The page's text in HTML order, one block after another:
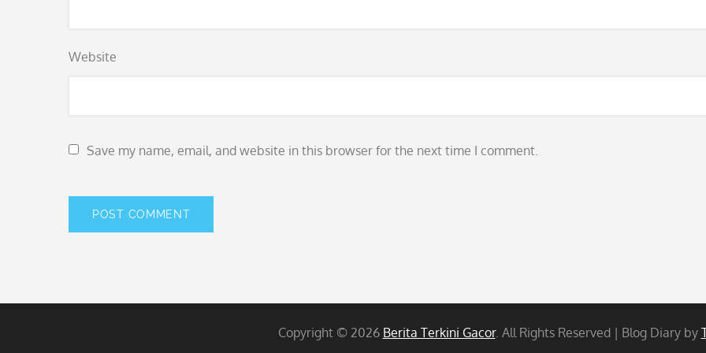
Website
Save my name, email, and website in this browser for the next time I comment.
Copyright © 2026 Berita Terkini Gacor. All Rights Reserved | Blog Diary by